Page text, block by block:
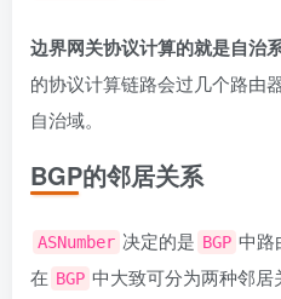
边界网关协议计算的就是自治
的协议计算链路会过几个路由
自治域。
BGP的邻居关系
ASNumber 决定的是 BGP 中路
在 BGP 中大致可分为两种邻